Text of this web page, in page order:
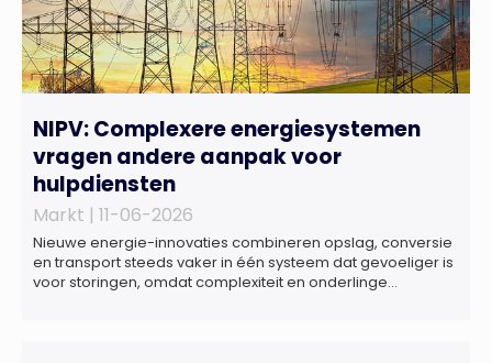
NIPV: Complexere energiesystemen
vragen andere aanpak voor
hulpdiensten
Markt | 11-06-2026
Nieuwe energie-innovaties combineren opslag, conversie
en transport steeds vaker in één systeem dat gevoeliger is
voor storingen, omdat complexiteit en onderlinge